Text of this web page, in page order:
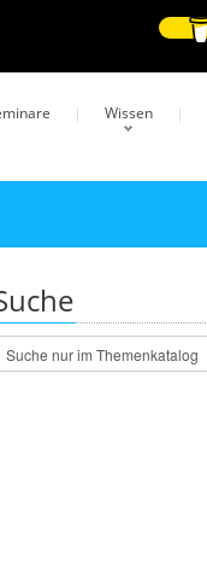
Wissen